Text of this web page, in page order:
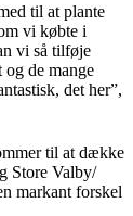
til at plante
vi købte i
vi så tilføje
de mange
det her”,
til at dække
Store Valby/
markant forskel